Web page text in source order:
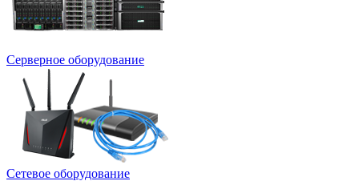
Серверное оборудование
Сетевое оборудование